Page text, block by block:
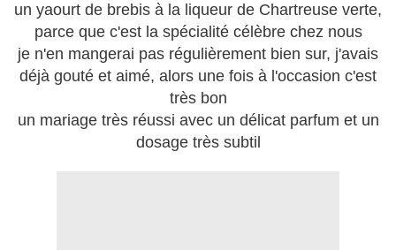
un yaourt de brebis à la liqueur de Chartreuse verte,
parce que c'est la spécialité célèbre chez nous
je n'en mangerai pas régulièrement bien sur, j'avais
déjà gouté et aimé, alors une fois à l'occasion c'est
très bon
un mariage très réussi avec un délicat parfum et un
dosage très subtil